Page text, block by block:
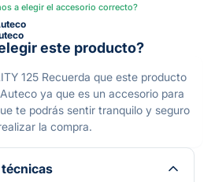
a elegir el accesorio correcto?
este producto?
125 Recuerda que este producto
ya que es un accesorio para
te podrás sentir tranquilo y seguro
la compra.